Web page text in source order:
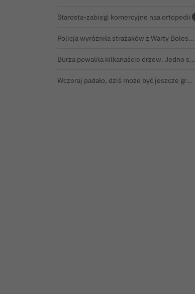
Starosta-zabiegi komercyjne naa ortopedii
Policja wyróżniła strażaków z Warty Bolesławieckiej. To efekt nocnej akcji, która zakończyła się sukcesem
Burza powaliła kilkanaście drzew. Jedno spadło na jadący samochód
Wczoraj padało, dziś może być jeszcze groźniej. Jest nowy alert IMGW